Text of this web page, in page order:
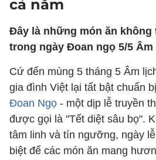
cả năm
Đây là những món ăn
trong ngày Đoan ngọ 5/5 Âm
Cứ đến mùng 5 tháng 5 Âm
gia đình Việt lại tất bật chuẩn
Đoan Ngọ - một dịp lễ truyền
được gọi là "Tết diệt sâu bọ".
tâm linh và tín ngưỡng, ngày
biệt để các món ăn mang